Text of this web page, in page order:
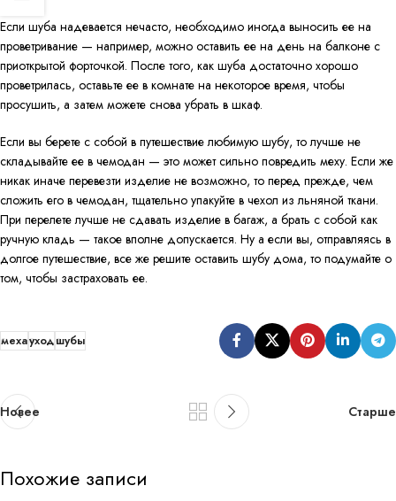
Если шуба надевается нечасто, необходимо иногда выносить ее на
проветривание — например, можно оставить ее на день на балконе с
приоткрытой форточкой. После того, как шуба достаточно хорошо
проветрилась, оставьте ее в комнате на некоторое время, чтобы
просушить, а затем можете снова убрать в шкаф.
Если вы берете с собой в путешествие любимую шубу, то лучше не
складывайте ее в чемодан — это может сильно повредить меху. Если же
никак иначе перевезти изделие не возможно, то перед прежде, чем
сложить его в чемодан, тщательно упакуйте в чехол из льняной ткани.
При перелете лучше не сдавать изделие в багаж, а брать с собой как
ручную кладь — такое вполне допускается. Ну а если вы, отправляясь в
долгое путешествие, все же решите оставить шубу дома, то подумайте о
том, чтобы застраховать ее.
мехауходшубы
Новее Старше
Похожие записи